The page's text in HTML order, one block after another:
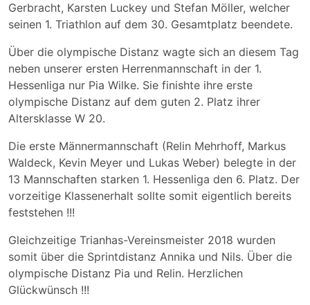
Gerbracht, Karsten Luckey und Stefan Möller, welcher
seinen 1. Triathlon auf dem 30. Gesamtplatz beendete.
Über die olympische Distanz wagte sich an diesem Tag
neben unserer ersten Herrenmannschaft in der 1.
Hessenliga nur Pia Wilke. Sie finishte ihre erste
olympische Distanz auf dem guten 2. Platz ihrer
Altersklasse W 20.
Die erste Männermannschaft (Relin Mehrhoff, Markus
Waldeck, Kevin Meyer und Lukas Weber) belegte in der
13 Mannschaften starken 1. Hessenliga den 6. Platz. Der
vorzeitige Klassenerhalt sollte somit eigentlich bereits
feststehen !!!
Gleichzeitige Trianhas-Vereinsmeister 2018 wurden
somit über die Sprintdistanz Annika und Nils. Über die
olympische Distanz Pia und Relin. Herzlichen
Glückwünsch !!!